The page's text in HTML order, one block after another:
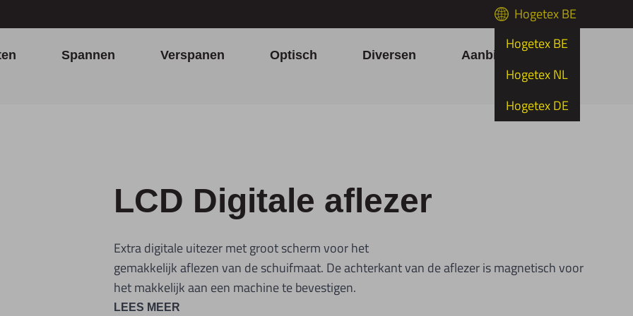
Hogetex BE
Hogetex BE
Hogetex NL
Hogetex DE
Spannen Verspanen Optisch Diversen Aanbiedingen
LCD Digitale aflezer
Extra digitale uitezer met groot scherm voor het
gemakkelijk aflezen van de schuifmaat. De achterkant van de aflezer is magnetisch voor
het makkelijk aan een machine te bevestigen.
LEES MEER